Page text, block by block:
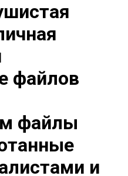
файлов
файлы
и